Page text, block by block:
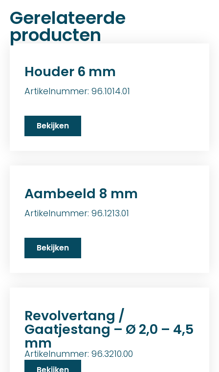
Gerelateerde
producten
Houder 6 mm
Artikelnummer: 96.1014.01
Bekijken
Aambeeld 8 mm
Artikelnummer: 96.1213.01
Bekijken
Revolvertang /
Gaatjestang – Ø 2,0 – 4,5
mm
Artikelnummer: 96.3210.00
Bekijken